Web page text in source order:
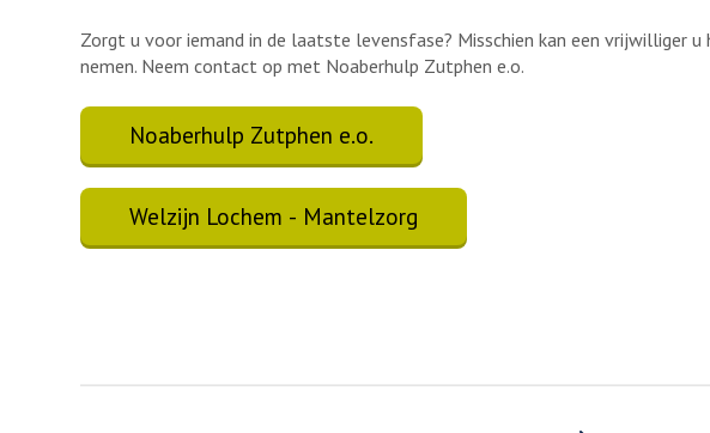
Zorgt u voor iemand in de laatste levensfase? Misschien kan een vrijwilliger
nemen. Neem contact op met Noaberhulp Zutphen e.o.
Noaberhulp Zutphen e.o.
Welzijn Lochem - Mantelzorg